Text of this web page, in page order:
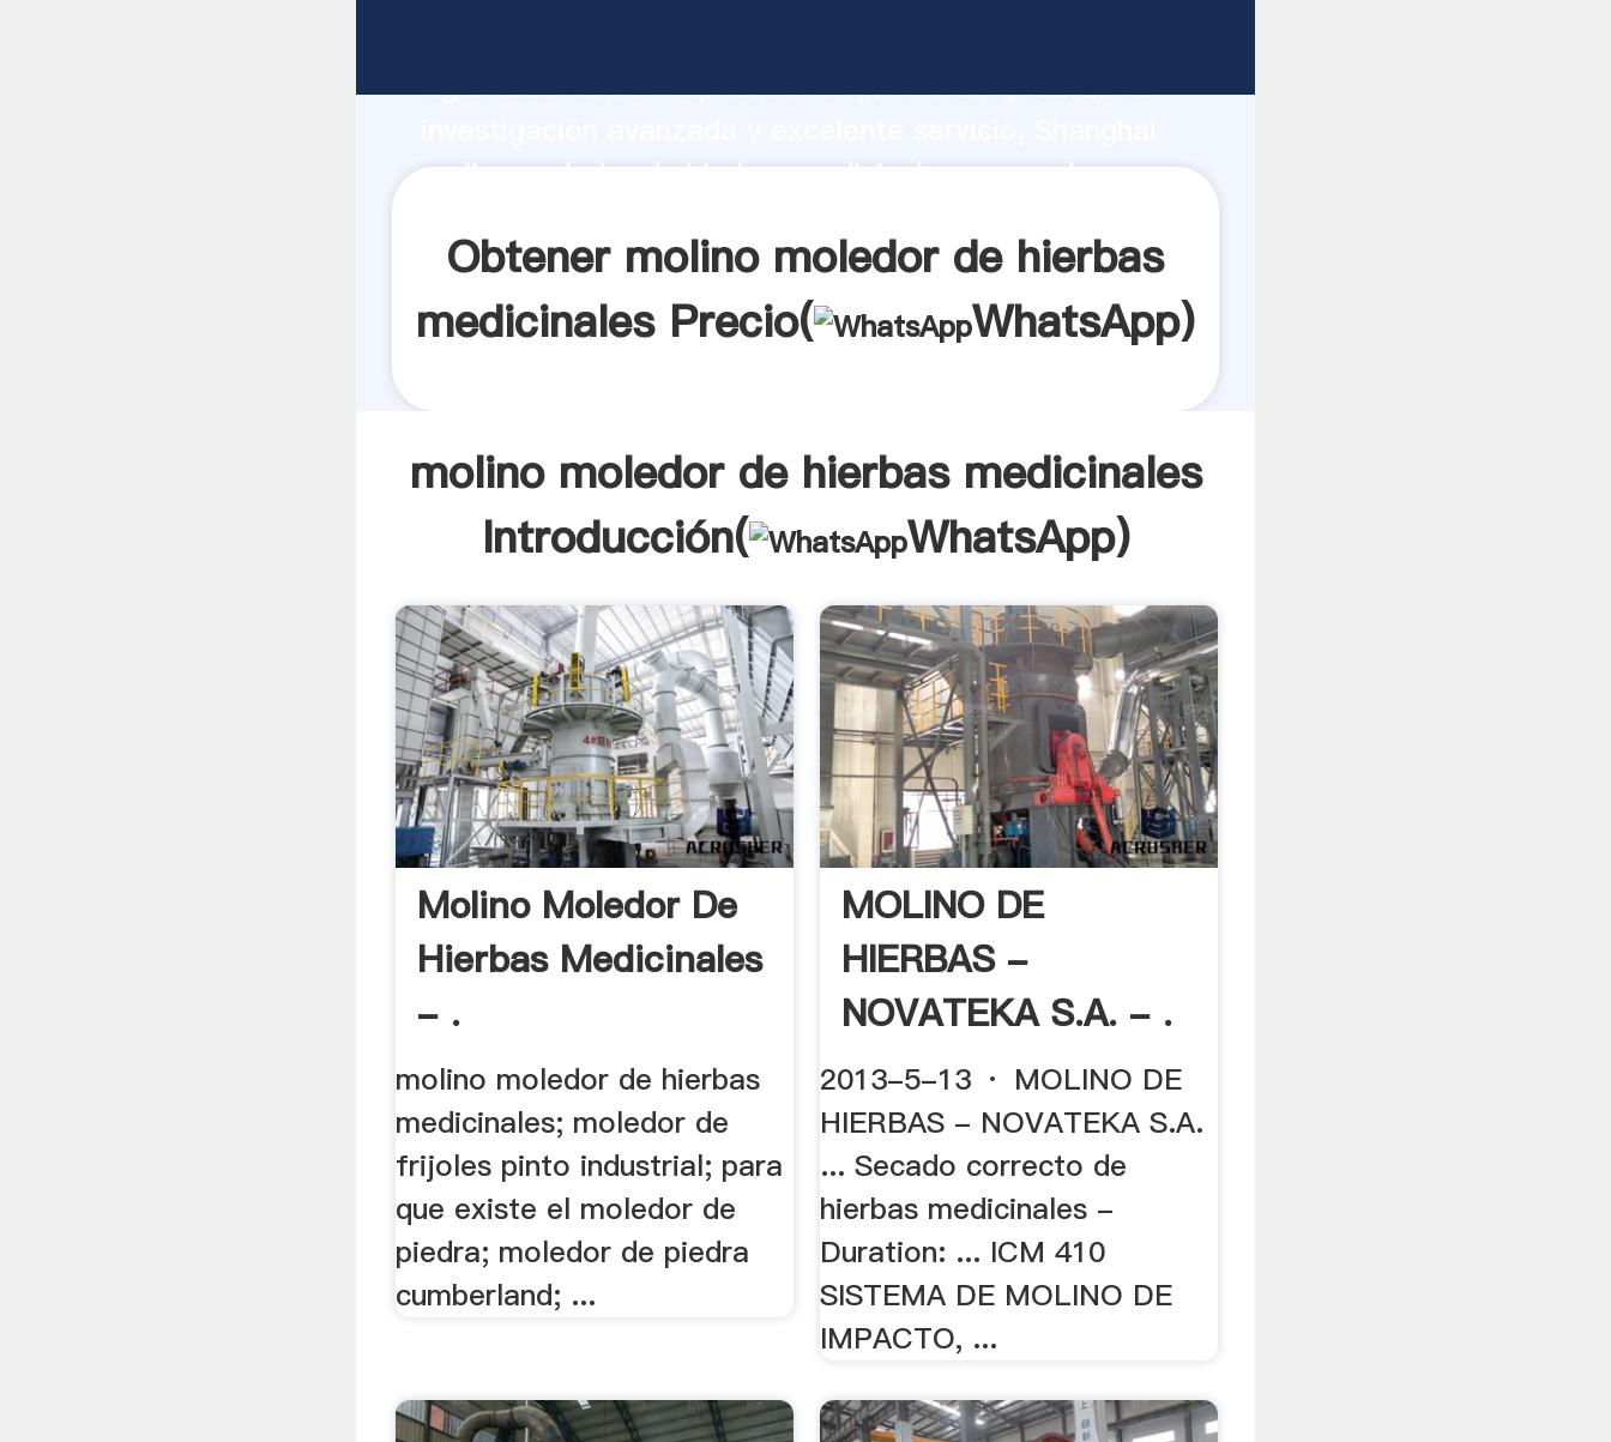
Agarrando fuerte capacidad de producción, fuerza de
molino moledor de hierbas medicinales proveedor crea
Obtener molino moledor de hierbas
medicinales Precio(
WhatsApp)
molino moledor de hierbas medicinales
Introducción(
WhatsApp)
Molino Moledor De
Hierbas Medicinales
- .
molino moledor de hierbas
medicinales; moledor de
frijoles pinto industrial; para
que existe el moledor de
piedra; moledor de piedra
cumberland; ...
MOLINO DE
HIERBAS -
NOVATEKA S.A. - .
2013-5-13 · MOLINO DE
HIERBAS - NOVATEKA S.A.
... Secado correcto de
hierbas medicinales -
Duration: ... ICM 410
SISTEMA DE MOLINO DE
IMPACTO, ...